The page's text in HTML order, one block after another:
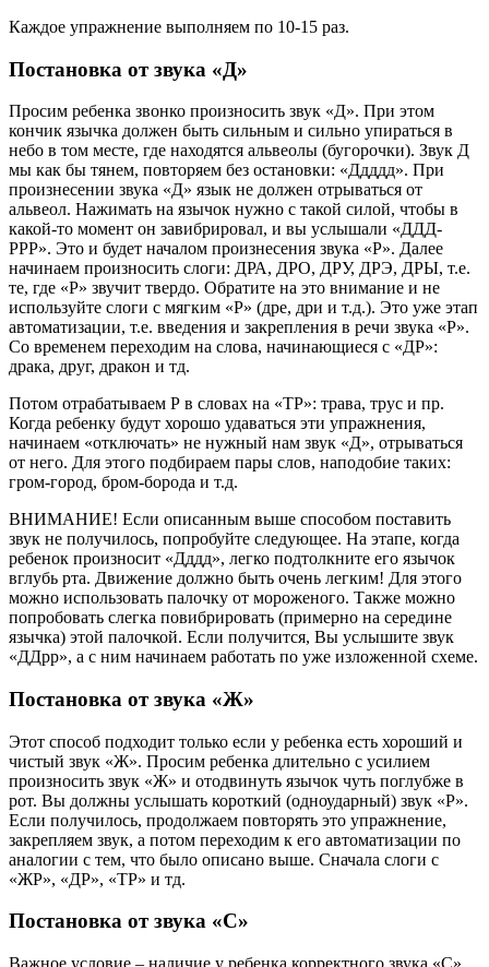
Каждое упражнение выполняем по 10-15 раз.
Постановка от звука «Д»
Просим ребенка звонко произносить звук «Д». При этом
кончик язычка должен быть сильным и сильно упираться в
небо в том месте, где находятся альвеолы (бугорочки). Звук Д
мы как бы тянем, повторяем без остановки: «Ддддд». При
произнесении звука «Д» язык не должен отрываться от
альвеол. Нажимать на язычок нужно с такой силой, чтобы в
какой-то момент он завибрировал, и вы услышали «ДДД-
РРР». Это и будет началом произнесения звука «Р». Далее
начинаем произносить слоги: ДРА, ДРО, ДРУ, ДРЭ, ДРЫ, т.е.
те, где «Р» звучит твердо. Обратите на это внимание и не
используйте слоги с мягким «Р» (дре, дри и т.д.). Это уже этап
автоматизации, т.е. введения и закрепления в речи звука «Р».
Со временем переходим на слова, начинающиеся с «ДР»:
драка, друг, дракон и тд.
Потом отрабатываем Р в словах на «ТР»: трава, трус и пр.
Когда ребенку будут хорошо удаваться эти упражнения,
начинаем «отключать» не нужный нам звук «Д», отрываться
от него. Для этого подбираем пары слов, наподобие таких:
гром-город, бром-борода и т.д.
ВНИМАНИЕ! Если описанным выше способом поставить
звук не получилось, попробуйте следующее. На этапе, когда
ребенок произносит «Дддд», легко подтолкните его язычок
вглубь рта. Движение должно быть очень легким! Для этого
можно использовать палочку от мороженого. Также можно
попробовать слегка повибрировать (примерно на середине
язычка) этой палочкой. Если получится, Вы услышите звук
«ДДрр», а с ним начинаем работать по уже изложенной схеме.
Постановка от звука «Ж»
Этот способ подходит только если у ребенка есть хороший и
чистый звук «Ж». Просим ребенка длительно с усилием
произносить звук «Ж» и отодвинуть язычок чуть поглубже в
рот. Вы должны услышать короткий (одноударный) звук «Р».
Если получилось, продолжаем повторять это упражнение,
закрепляем звук, а потом переходим к его автоматизации по
аналогии с тем, что было описано выше. Сначала слоги с
«ЖР», «ДР», «ТР» и тд.
Постановка от звука «С»